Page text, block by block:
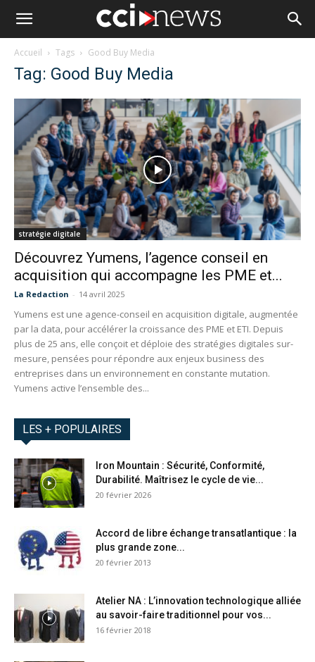
Accueil Tags Good Buy Media
Tag: Good Buy Media
stratégie digitale
Découvrez Yumens, l’agence conseil en
acquisition qui accompagne les PME et...
La Redaction - 14 avril 2025
Yumens est une agence-conseil en acquisition digitale, augmentée
par la data, pour accélérer la croissance des PME et ETI. Depuis
plus de 25 ans, elle conçoit et déploie des stratégies digitales sur-
mesure, pensées pour répondre aux enjeux business des
entreprises dans un environnement en constante mutation.
Yumens active l’ensemble des...
LES + POPULAIRES
Iron Mountain : Sécurité, Conformité,
Durabilité. Maîtrisez le cycle de vie...
20 février 2026
Accord de libre échange transatlantique : la
plus grande zone...
20 février 2013
Atelier NA : L’innovation technologique alliée
au savoir-faire traditionnel pour vos...
16 février 2018